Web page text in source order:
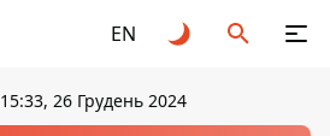
EN
15:33, 26 Грудень 2024